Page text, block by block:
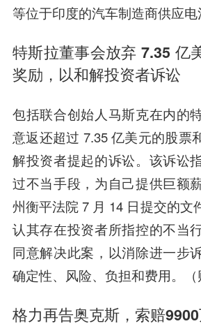
等位于印度的汽车制造商供应电
特斯拉董事会放弃 7.35 亿
奖励，以和解投资者诉讼
包括联合创始人马斯克在内的
意返还超过 7.35 亿美元的股票
解投资者提起的诉讼。该诉讼
过不当手段，为自己提供巨额
州衡平法院 7 月 14 日提交的文
认其存在投资者所指控的不当
同意解决此案，以消除进一步
确定性、风险、负担和费用。（
格力再告奥克斯，索赔